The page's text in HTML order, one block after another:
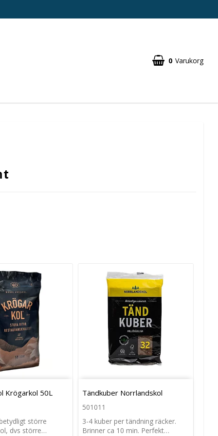
0 Varukorg
Krögarkol 50L
större
dvs större…
Tändkuber Norrlandskol
501011
3-4 kuber per tändning räcker.
Brinner ca 10 min. Perfekt…